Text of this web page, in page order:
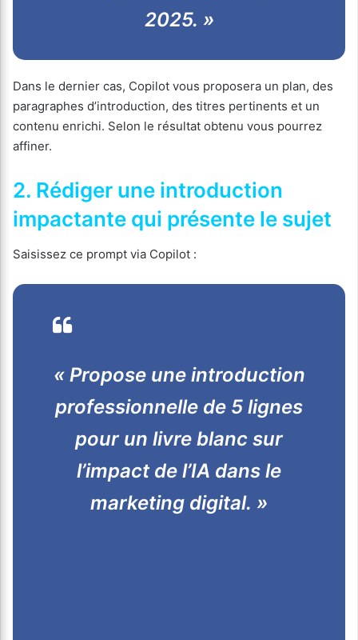
2025. »
Dans le dernier cas, Copilot vous proposera un plan, des
paragraphes d’introduction, des titres pertinents et un
contenu enrichi. Selon le résultat obtenu vous pourrez
affiner.
2. Rédiger une introduction
impactante qui présente le sujet
Saisissez ce prompt via Copilot :
« Propose une introduction
professionnelle de 5 lignes
pour un livre blanc sur
l’impact de l’IA dans le
marketing digital. »